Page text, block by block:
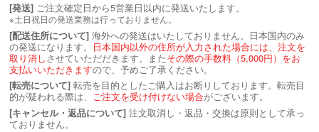
[発送] ご注文確定日から5営業日以内に発送いたします。
※土日祝日の発送業務は行っておりません。
[配送住所について] 海外への発送はいたしておりません。日本国内のみ
の発送になります。 日本国内以外の住所が入力された場合には、注文を
取り消しさせていただだきます。またその際の手数料（5,000円）をお
支払いいただきますので、予めご了承ください。
[転売について] 転売を目的としたご購入はお断りしております。転売目
的が疑われる際は、 ご注文を受け付けない場合がございます。
[キャンセル・返品について] 注文取消し・返品・交換は原則として承っ
ておりません。